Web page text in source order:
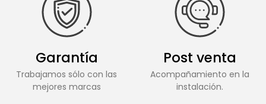
Garantía
Trabajamos sólo con las
mejores marcas
Post venta
Acompañamiento en la
instalación.